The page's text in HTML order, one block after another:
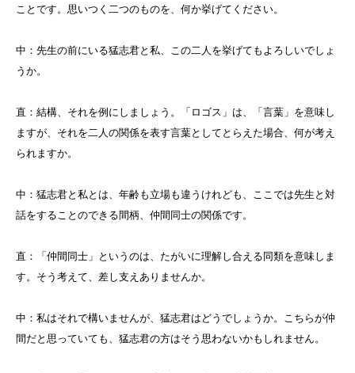
ことです。思いつく二つのものを、何か挙げてください。
中：先生の前にいる猛志君と私、この二人を挙げてもよろしいでしょ
うか。
直：結構、それを例にしましょう。「ロゴス」は、「言葉」を意味し
ますが、それを二人の関係を表す言葉としてとらえた場合、何が考え
られますか。
中：猛志君と私とは、年齢も立場も違うけれども、ここでは先生と対
話をすることのできる間柄、仲間同士の関係です。
直：「仲間同士」というのは、たがいに理解し合える同類を意味しま
す。そう考えて、差し支えありませんか。
中：私はそれで構いませんが、猛志君はどうでしょうか。こちらが仲
間だと思っていても、猛志君の方はそう思わないかもしれません。